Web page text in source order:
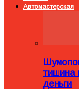
Автомастерская
тишина
деньги